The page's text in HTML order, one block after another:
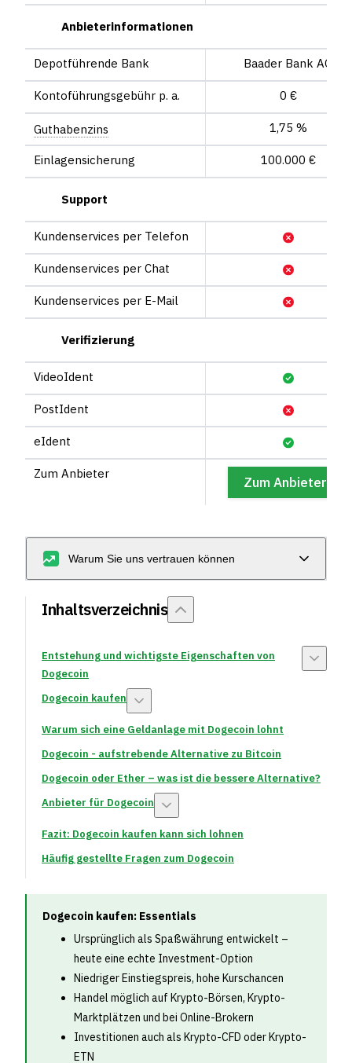
Anbieterinformationen
Depot­führende Bank Baader Bank AG
Konto­führungs­gebühr p. a. 0 €
Guthaben­zins 1,75 %
Einlagensicherung 100.000 €
Support
Kunden­services per Telefon
Kunden­services per Chat
Kunden­services per E-Mail
Verifizierung
VideoIdent
PostIdent
eIdent
Zum Anbieter
Zum Anbieter
Warum Sie uns vertrauen können
Inhaltsverzeichnis
Entstehung und wichtigste Eigenschaften von
Dogecoin
Dogecoin kaufen
Warum sich eine Geldanlage mit Dogecoin lohnt
Dogecoin - aufstrebende Alternative zu Bitcoin
Dogecoin oder Ether – was ist die bessere Alternative?
Anbieter für Dogecoin
Fazit: Dogecoin kaufen kann sich lohnen
Häufig gestellte Fragen zum Dogecoin
Dogecoin kaufen: Essentials
Ursprünglich als Spaßwährung entwickelt –
heute eine echte Investment-Option
Niedriger Einstiegspreis, hohe Kurschancen
Handel möglich auf Krypto-Börsen, Krypto-
Marktplätzen und bei Online-Brokern
Investitionen auch als Krypto-CFD oder Krypto-
ETN